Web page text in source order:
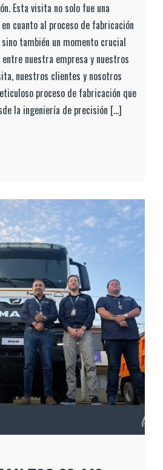
Esta visita no solo fue una
cuanto al proceso de fabricación
también un momento crucial
nuestra empresa y nuestros
nuestros clientes y nosotros
proceso de fabricación que
la ingeniería de precisión [...]